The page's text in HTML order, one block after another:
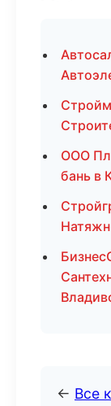
ООО
бань в
← Все